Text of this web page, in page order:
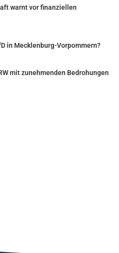
warnt vor finanziellen
in Mecklenburg-Vorpommern?
mit zunehmenden Bedrohungen